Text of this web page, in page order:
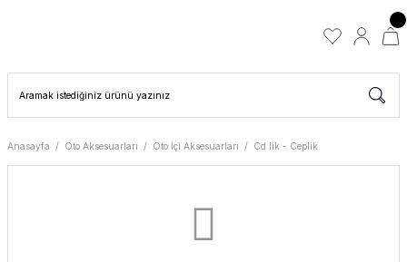
Anasayfa Oto Aksesuarları Oto İçi Aksesuarları Cd lik - Ceplik